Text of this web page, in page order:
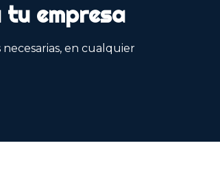
empresa
en cualquier